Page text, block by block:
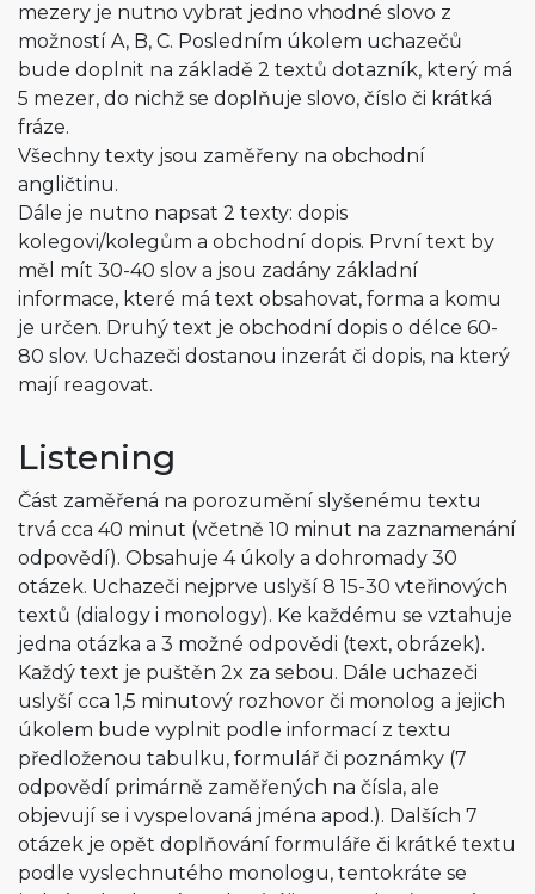
mezery je nutno vybrat jedno vhodné slovo z
možností A, B, C. Posledním úkolem uchazečů
bude doplnit na základě 2 textů dotazník, který má
5 mezer, do nichž se doplňuje slovo, číslo či krátká
fráze.
Všechny texty jsou zaměřeny na obchodní
angličtinu.
Dále je nutno napsat 2 texty: dopis
kolegovi/kolegům a obchodní dopis. První text by
měl mít 30-40 slov a jsou zadány základní
informace, které má text obsahovat, forma a komu
je určen. Druhý text je obchodní dopis o délce 60-
80 slov. Uchazeči dostanou inzerát či dopis, na který
mají reagovat.
Listening
Část zaměřená na porozumění slyšenému textu
trvá cca 40 minut (včetně 10 minut na zaznamenání
odpovědí). Obsahuje 4 úkoly a dohromady 30
otázek. Uchazeči nejprve uslyší 8 15-30 vteřinových
textů (dialogy i monology). Ke každému se vztahuje
jedna otázka a 3 možné odpovědi (text, obrázek).
Každý text je puštěn 2x za sebou. Dále uchazeči
uslyší cca 1,5 minutový rozhovor či monolog a jejich
úkolem bude vyplnit podle informací z textu
předloženou tabulku, formulář či poznámky (7
odpovědí primárně zaměřených na čísla, ale
objevují se i vyspelovaná jména apod.). Dalších 7
otázek je opět doplňování formuláře či krátké textu
podle vyslechnutého monologu, tentokráte se